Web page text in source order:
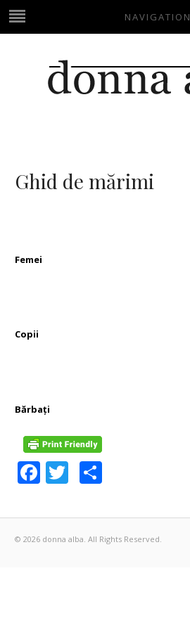
NAVIGATION
Ghid de mărimi
Femei
Copii
Bărbați
Facebook
Twitter
© 2026 donna alba. All Rights Reserved.